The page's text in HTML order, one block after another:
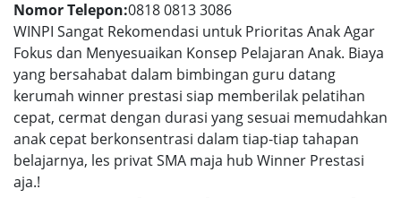
Nomor Telepon:0818 0813 3086
WINPI Sangat Rekomendasi untuk Prioritas Anak Agar
Fokus dan Menyesuaikan Konsep Pelajaran Anak. Biaya
yang bersahabat dalam bimbingan guru datang
kerumah winner prestasi siap memberilak pelatihan
cepat, cermat dengan durasi yang sesuai memudahkan
anak cepat berkonsentrasi dalam tiap-tiap tahapan
belajarnya, les privat SMA maja hub Winner Prestasi
aja.!